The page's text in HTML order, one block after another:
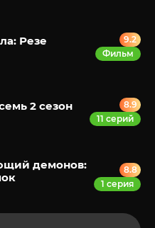
Резе
9.2
Фильм
2 сезон
8.9
11 серий
демонов:
8.8
1 серия